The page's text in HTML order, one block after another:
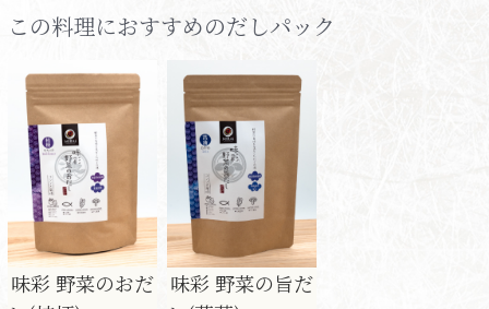
この料理におすすめのだしパック
味彩 野菜のおだ
味彩 野菜の旨だ